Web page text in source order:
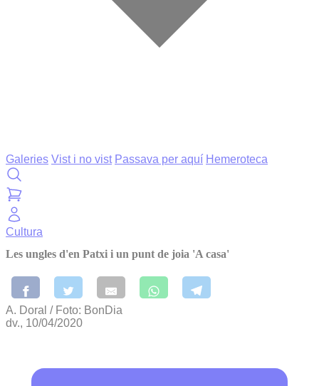
Galeries Vist i no vist Passava per aquí Hemeroteca
Cultura
Les ungles d'en Patxi i un punt de joia 'A casa'
A. Doral / Foto: BonDia
dv., 10/04/2020